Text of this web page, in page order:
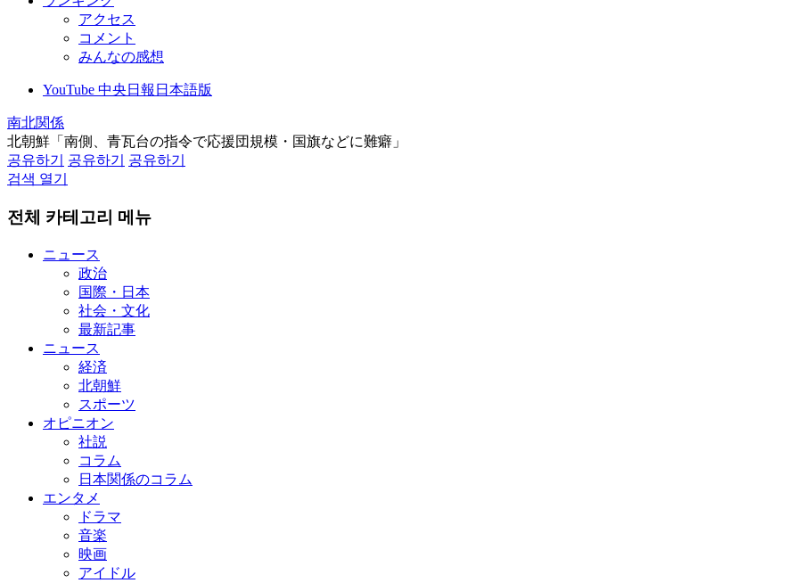
アクセス
コメント
みんなの感想
YouTube 中央日報日本語版
南北関係
北朝鮮「南側、青瓦台の指令で応援団規模・国旗などに難癖」
공유하기
공유하기
공유하기
검색 열기
전체 카테고리 메뉴
ニュース
政治
国際・日本
社会・文化
最新記事
ニュース
経済
北朝鮮
スポーツ
オピニオン
社説
コラム
日本関係のコラム
エンタメ
ドラマ
音楽
映画
アイドル